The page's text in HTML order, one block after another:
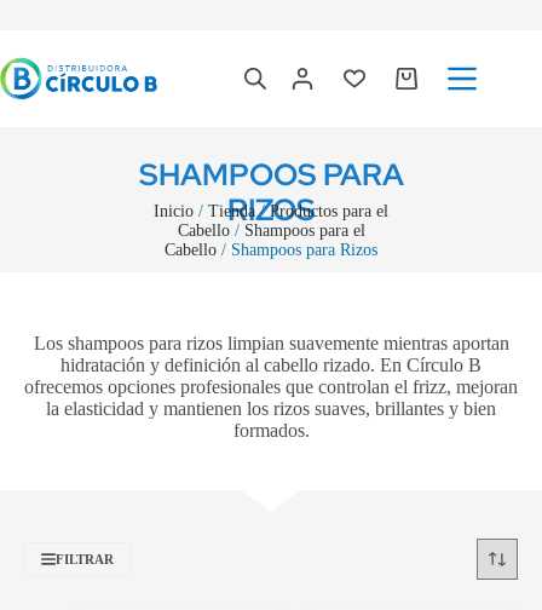
SHAMPOOS PARA
RIZOS
Inicio / Tienda/Productos para el
Cabello/ Shampoos para el
Cabello / Shampoos para Rizos
Los shampoos para rizos limpian suavemente mientras aportan
hidratación y definición al cabello rizado. En Círculo B
ofrecemos opciones profesionales que controlan el frizz, mejoran
la elasticidad y mantienen los rizos suaves, brillantes y bien
formados.
FILTRAR